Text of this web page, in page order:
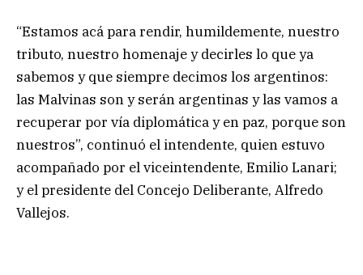
“Estamos acá para rendir, humildemente, nuestro
tributo, nuestro homenaje y decirles lo que ya
sabemos y que siempre decimos los argentinos:
las Malvinas son y serán argentinas y las vamos a
recuperar por vía diplomática y en paz, porque son
nuestros”, continuó el intendente, quien estuvo
acompañado por el viceintendente, Emilio Lanari;
y el presidente del Concejo Deliberante, Alfredo
Vallejos.